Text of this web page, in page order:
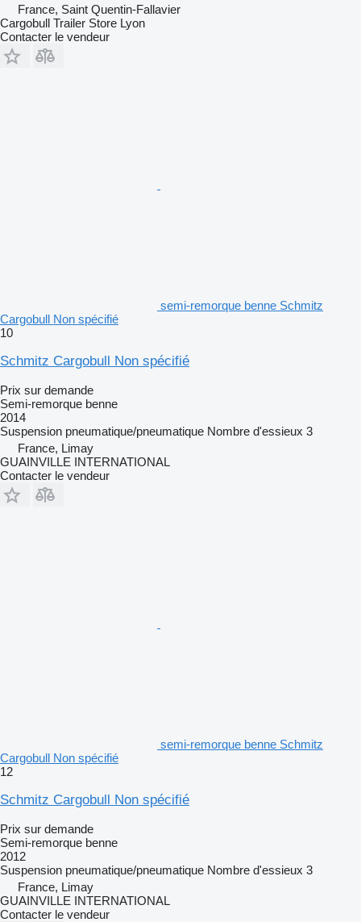
France, Saint Quentin-Fallavier
Cargobull Trailer Store Lyon
Contacter le vendeur
semi-remorque benne Schmitz
Cargobull Non spécifié
10
Schmitz Cargobull Non spécifié
Prix sur demande
Semi-remorque benne
2014
Suspension pneumatique/pneumatique Nombre d'essieux 3
France, Limay
GUAINVILLE INTERNATIONAL
Contacter le vendeur
semi-remorque benne Schmitz
Cargobull Non spécifié
12
Schmitz Cargobull Non spécifié
Prix sur demande
Semi-remorque benne
2012
Suspension pneumatique/pneumatique Nombre d'essieux 3
France, Limay
GUAINVILLE INTERNATIONAL
Contacter le vendeur